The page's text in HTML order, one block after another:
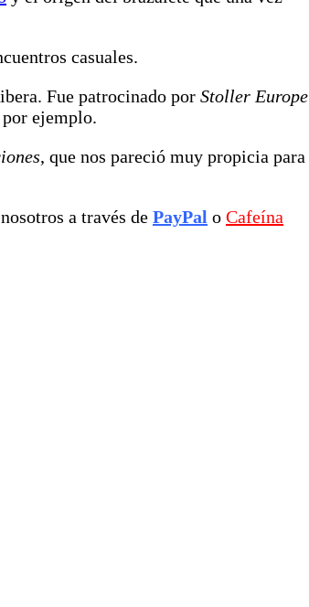
casuales.
Fue patrocinado por Stoller Europe
por ejemplo.
, que nos pareció muy propicia para
a través de PayPal o Cafeína